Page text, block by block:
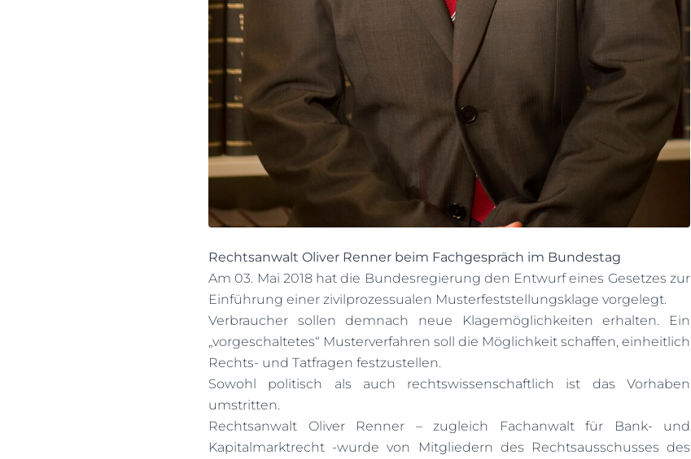
Rechtsanwalt Oliver Renner beim Fachgespräch im Bundestag
Am 03. Mai 2018 hat die Bundesregierung den Entwurf eines Gesetzes zur
Einführung einer zivilprozessualen Musterfeststellungsklage vorgelegt.
Verbraucher sollen demnach neue Klagemöglichkeiten erhalten. Ein
„vorgeschaltetes“ Musterverfahren soll die Möglichkeit schaffen, einheitlich
Rechts- und Tatfragen festzustellen.
Sowohl politisch als auch rechtswissenschaftlich ist das Vorhaben
umstritten.
Rechtsanwalt Oliver Renner – zugleich Fachanwalt für Bank- und
Kapitalmarktrecht -wurde von Mitgliedern des Rechtsausschusses des